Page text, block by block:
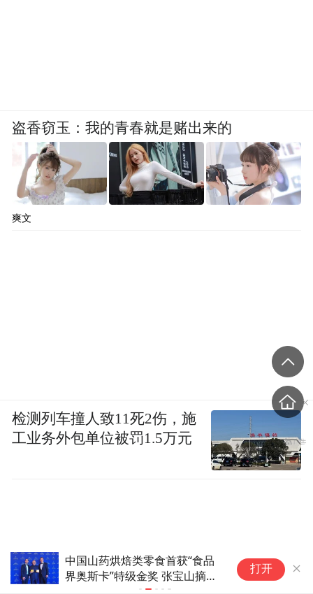
中国山药烘焙类零食首获“食品
界奥斯卡”特级金奖 张宝山摘得
中国画家获
打开
盗香窃玉：我的青春就是赌出来的
爽文
检测列车撞人致11死2伤，施
工业务外包单位被罚1.5万元